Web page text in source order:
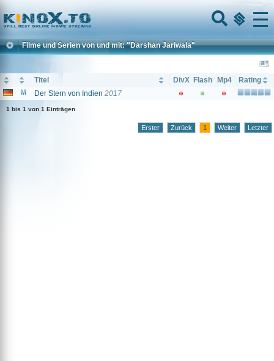
Home
Menu
Filme und Serien von und mit: "Darshan Jariwala"
Titel DivX Flash Mp4
Rating
Der Stern von Indien 2017
1 bis 1 von 1 Einträgen
Erster Zurück 1 Weiter Letzter